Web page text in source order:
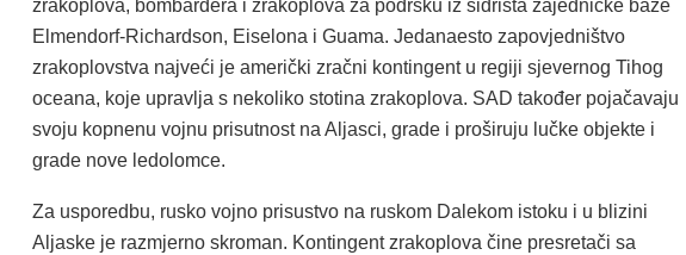
zrakoplova, bombardera i zrakoplova za podršku iz sidrišta zajedničke baze
Elmendorf-Richardson, Eiselona i Guama. Jedanaesto zapovjedništvo
zrakoplovstva najveći je američki zračni kontingent u regiji sjevernog Tihog
oceana, koje upravlja s nekoliko stotina zrakoplova. SAD također pojačavaju
svoju kopnenu vojnu prisutnost na Aljasci, grade i proširuju lučke objekte i
grade nove ledolomce.
Za usporedbu, rusko vojno prisustvo na ruskom Dalekom istoku i u blizini
Aljaske je razmjerno skroman. Kontingent zrakoplova čine presretači sa